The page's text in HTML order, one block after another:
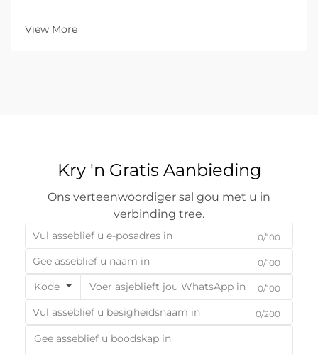
gereedskap soos skêre, stansies...
View More
Kry 'n Gratis Aanbieding
Ons verteenwoordiger sal gou met u in
verbinding tree.
0/100
0/100
Kode 0/100
0/200